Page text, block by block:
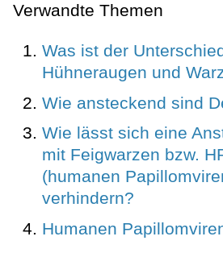
Verwandte Themen
Was ist der
Hühneraugen und
Wie ansteckend sind
Wie lässt sich eine
mit Feigwarzen bzw.
(humanen
verhindern?
Humanen